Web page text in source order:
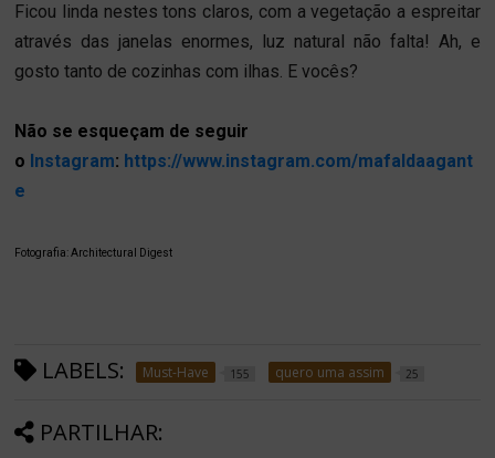
Ficou linda nestes tons claros, com a vegetação a espreitar
através das janelas enormes, luz natural não falta! Ah, e
gosto tanto de cozinhas com ilhas. E vocês?
Não se esqueçam de seguir
o Instagram: https://www.instagram.com/mafaldaagant
e
Fotografia: Architectural Digest
LABELS: Must-Have 155 quero uma assim 25
PARTILHAR: